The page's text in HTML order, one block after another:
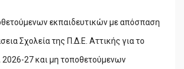
εκπαιδευτικών με απόσπαση
Σχολεία της Π.Δ.Ε. Αττικής για το
2026-27 και μη τοποθετούμενων